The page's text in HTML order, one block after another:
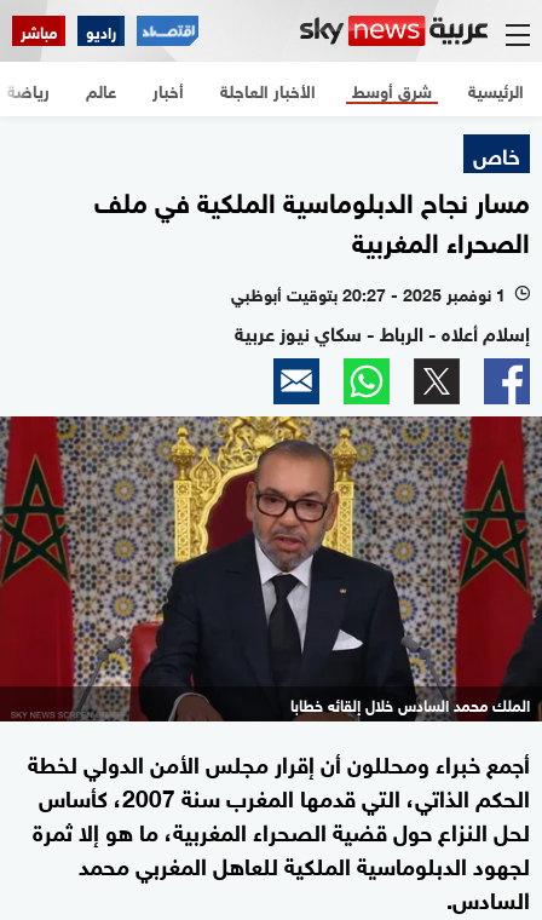
راديو مباشر
الرئيسية الأخبار العاجلة أخبار شرق أوسط عالم رياضة
خاص
مسار نجاح الدبلوماسية الملكية في ملف
الصحراء المغربية
l 1 نوفمبر 2025 - 20:27 بتوقيت أبوظبي
إسلام أعلاه - الرباط - سكاي نيوز عربية
الملك محمد السادس خلال إلقائه خطابا
أجمع خبراء ومحللون أن إقرار مجلس الأمن الدولي لخطة
الحكم الذاتي، التي قدمها المغرب سنة 2007، كأساس
لحل النزاع حول قضية الصحراء المغربية، ما هو إلا ثمرة
لجهود الدبلوماسية الملكية للعاهل المغربي محمد
السادس.